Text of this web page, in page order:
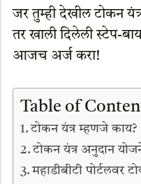
जर तुम्ही देखील टोकन
तर खाली दिलेली स्टेप-
आजच अर्ज करा!
Table of
टोकन यंत्र म्हणजे काय?
टोकन यंत्र अनुदान
महाडीबीटी पोर्टलवर